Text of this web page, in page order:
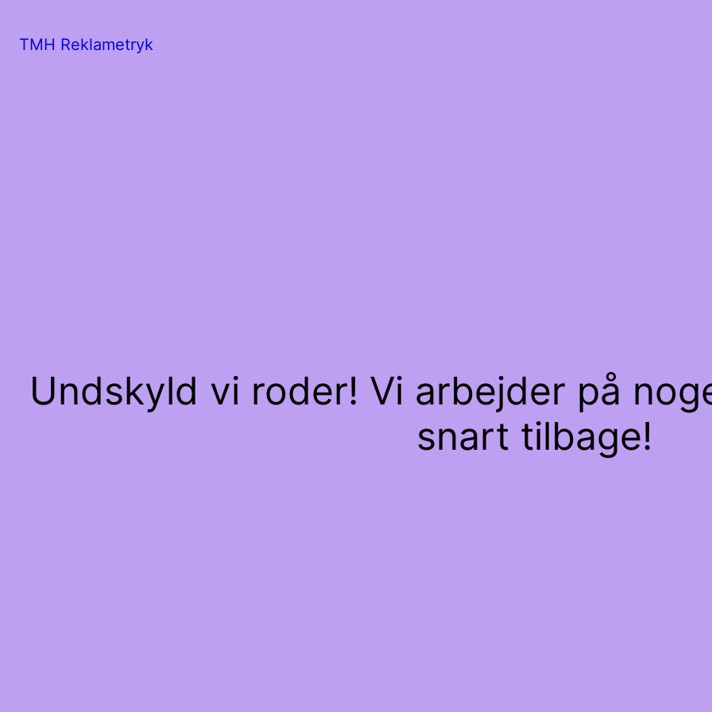
TMH Reklametryk
Undskyld vi roder! Vi arbejder på
snart tilbage!